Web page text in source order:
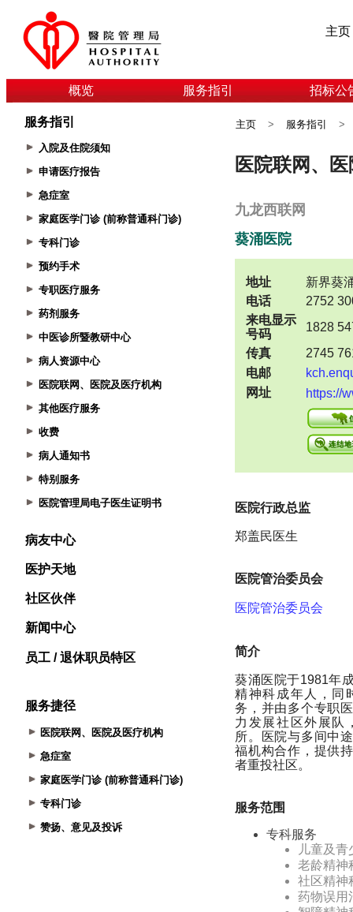
主页
概览 服务指引 招标公
服务指引
入院及住院须知
申请医疗报告
急症室
家庭医学门诊 (前称普通科门诊)
专科门诊
预约手术
专职医疗服务
药剂服务
中医诊所暨教研中心
病人资源中心
医院联网、医院及医疗机构
其他医疗服务
收费
病人通知书
特别服务
医院管理局电子医生证明书
病友中心
医护天地
社区伙伴
新闻中心
员工 / 退休职员特区
服务捷径
医院联网、医院及医疗机构
急症室
家庭医学门诊 (前称普通科门诊)
专科门诊
赞扬、意见及投诉
主页 > 服务指引 >